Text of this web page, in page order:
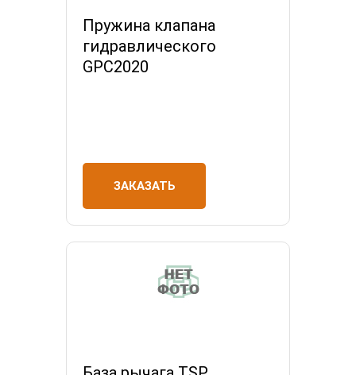
Пружина клапана
гидравлического
GPC2020
ЗАКАЗАТЬ